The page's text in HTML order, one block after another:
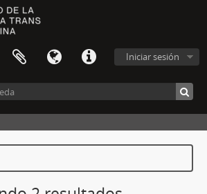
Iniciar sesión